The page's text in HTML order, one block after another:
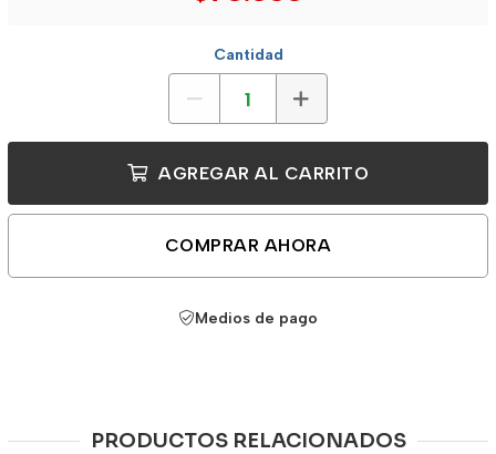
Cantidad
AGREGAR AL CARRITO
COMPRAR AHORA
Medios de pago
PRODUCTOS RELACIONADOS